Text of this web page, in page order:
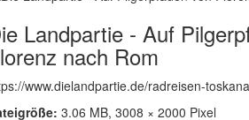
Landpartie - Auf
nach Rom
www.dielandpartie.de/radreisen-
3.06 MB, 3008 × 2000 Pixel